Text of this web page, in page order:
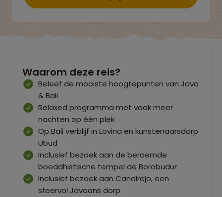
Waarom deze reis?
Beleef de mooiste hoogtepunten van Java
& Bali
Relaxed programma met vaak meer
nachten op één plek
Op Bali verblijf in Lovina en kunstenaarsdorp
Ubud
Inclusief bezoek aan de beroemde
boeddhistische tempel de Borobudur
Inclusief bezoek aan Candirejo, een
sfeervol Javaans dorp